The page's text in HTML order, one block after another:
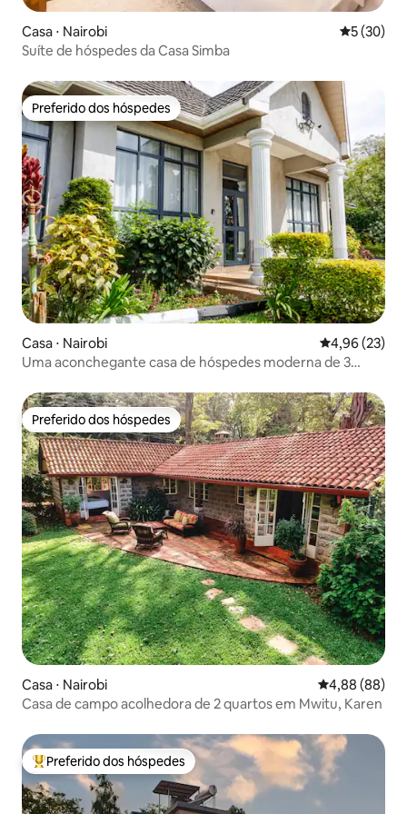
Casa ⋅ Nairobi 5 de uma
5 (30)
Suíte de hóspedes da Casa Simba
Preferido dos hóspedes
Preferido dos hóspedes
Casa ⋅ Nairobi 4,96 de uma
4,96 (23)
Uma aconchegante casa de hóspedes moderna de 3
Preferido dos hóspedes
Preferido dos hóspedes
Casa ⋅ Nairobi 4,88 de uma
4,88 (88)
Casa de campo acolhedora de 2 quartos em Mwitu, Karen
Entre os melhores preferidos dos hóspedes
Preferido dos hóspedes